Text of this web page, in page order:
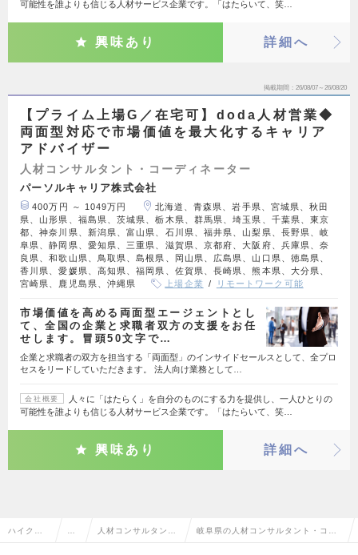
可能性を誰よりも信じる人材サービス企業です。「はたらいて、笑…
興味あり 詳細へ
掲載期間 26/08/07～26/08/20
【プライム上場G／在宅可】doda人材営業◆
両面型対応で市場価値を最大化するキャリア
アドバイザー
人材コンサルタント・コーディネーター
パーソルキャリア株式会社
400万円 ～ 1049万円
北海道、青森県、岩手県、宮城県、秋田
県、山形県、福島県、茨城県、栃木県、群馬県、埼玉県、千葉県、東京
都、神奈川県、新潟県、富山県、石川県、福井県、山梨県、長野県、岐
阜県、静岡県、愛知県、三重県、滋賀県、京都府、大阪府、兵庫県、奈
良県、和歌山県、鳥取県、島根県、岡山県、広島県、山口県、徳島県、
香川県、愛媛県、高知県、福岡県、佐賀県、長崎県、熊本県、大分県、
宮崎県、鹿児島県、沖縄県
上場企業 リモートワーク可能
市場価値を高める両面型エージェントとし
て、全国の企業と求職者双方の支援をお任
せします。冒頭50文字で…
企業と求職者の双方を担当する「両面型」のインサイドセールスとして、全プロ
セスをリードしていただきます。 法人向け業務として…
会社概要
人々に「はたらく」を自分のものにする力を提供し、一人ひとりの
可能性を誰よりも信じる人材サービス企業です。「はたらいて、笑…
興味あり 詳細へ
ハイクラ 人材コンサルタン 岐阜県の人材コンサルタント・コー